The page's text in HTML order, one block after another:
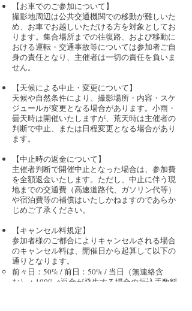
【お車でのご参加について】
撮影地周辺は公共交通機関での移動が難しいた
め、お車でお越しいただける方を対象としてお
ります。集合場所までの往復路、および移動に
おける運転・交通事故等については参加者ご自
身の責任となり、主催者は一切の責任を負いま
せん。
【天候による中止・変更について】
天候や自然条件により、撮影場所・内容・スケ
ジュールが変更となる場合があります。小雨・
曇天時は開催いたしますが、荒天時は主催者の
判断で中止、または日程変更となる場合があり
ます。
【中止時の返金について】
主催者判断で開催中止となった場合は、参加費
を全額返金いたします。ただし、中止に伴う現
地までの交通費（高速道路代、ガソリン代等）
や宿泊費等の補償はいたしかねますのであらか
じめご了承ください。
【キャンセル料規定】
参加者様のご都合によりキャンセルされる場合
のキャンセル料は、開催日から起算して以下の
通りとなります。
前々日：50% / 前日：50% / 当日（無連絡含
む）：100% ※返金が発生する場合の振込手数料